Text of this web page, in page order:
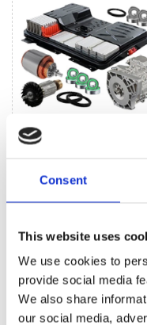
Consent
This website uses
We use cookies to
provide social media
We also share
our social media,
Hybrydy Elektryki
UKŁAD